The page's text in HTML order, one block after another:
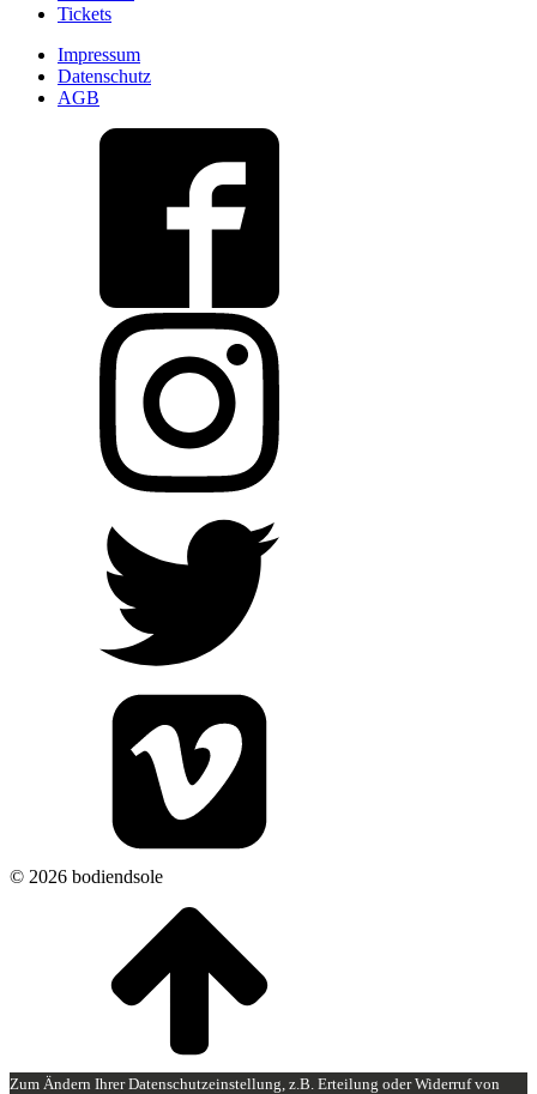
Tickets
Impressum
Datenschutz
AGB
© 2026 bodiendsole
Zum Ändern Ihrer Datenschutzeinstellung, z.B. Erteilung oder Widerruf von